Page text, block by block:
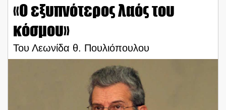
«Ο εξυπνότερος λαός του
κόσμου»
Του Λεωνίδα θ. Πουλιόπουλου